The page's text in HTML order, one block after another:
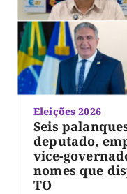
Eleições 2026
Seis
deputado,
vice-
nomes que
TO